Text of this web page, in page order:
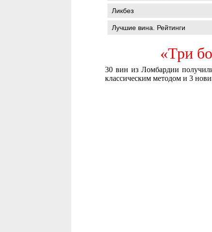
Ликбез
Лучшие вина. Рейтинги
«Три
30 вин из Ломбардии
классическим методом и 3